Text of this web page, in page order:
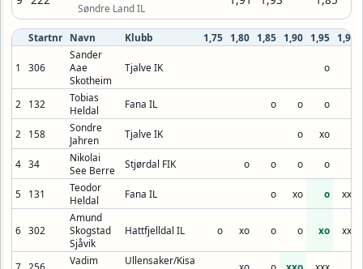
Søndre Land IL
Startnr Navn Klubb 1,75 1,80 1,85 1,90 1,95 1,99
1 306
Sander
Aae
Skotheim
Tjalve IK o
2 132
Tobias
Heldal
Fana IL o o o
2 158
Sondre
Jahren
Tjalve IK o xo
4 34
Nikolai
See Berre
Stjørdal FIK o o o o
5 131
Teodor
Heldal
Fana IL o xo o xxx
6 302
Amund
Skogstad
Sjåvik
Hattfjelldal IL o xo o o xo xxx
Vadim
Ullensaker/Kisa